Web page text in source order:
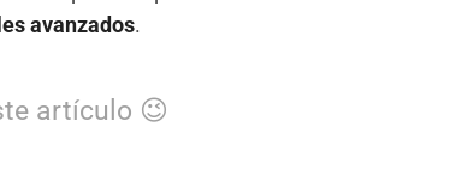
avanzados.
artículo 😉